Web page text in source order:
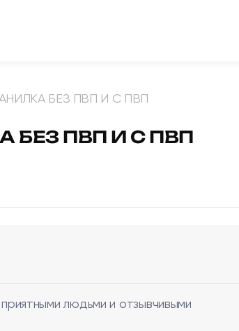
БЕЗ ПВП И С ПВП
БЕЗ ПВП И С ПВП
людьми и отзывчивыми